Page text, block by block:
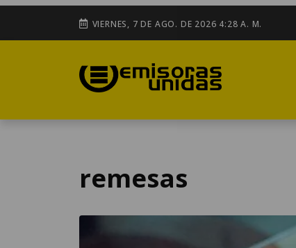
VIERNES, 7 DE AGO. DE 2026 4:28 A. M.
remesas